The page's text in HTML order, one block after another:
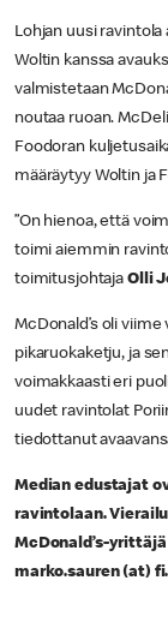
Lohjan uusi
Woltin kanssa
valmistetaan
noutaa ruoan.
Foodoran
määräytyy Woltin ja
”On hienoa, että
toimi aiemmin
toimitusjohtaja Olli
McDonald’s oli
pikaruokaketju, ja
voimakkaasti eri
uudet ravintolat
tiedottanut
Median edustajat
ravintolaan.
McDonald’s-yrittäjä
marko.sauren (at)